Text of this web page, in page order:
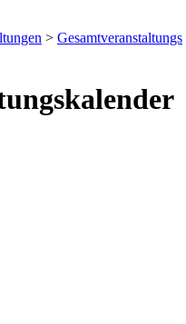
> Gesamtveranstaltungs